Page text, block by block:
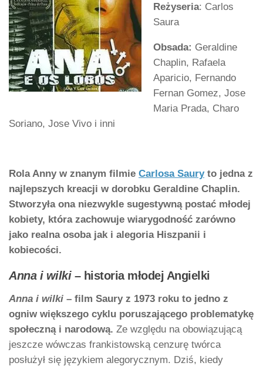
Reżyseria: Carlos
Saura
Obsada: Geraldine
Chaplin, Rafaela
Aparicio, Fernando
Fernan Gomez, Jose
Maria Prada, Charo
Soriano, Jose Vivo i inni
Rola Anny w znanym filmie Carlosa Sauryto jedna z
najlepszych kreacji w dorobku Geraldine Chaplin.
Stworzyła ona niezwykle sugestywną postać młodej
kobiety, która zachowuje wiarygodność zarówno
jako realna osoba jak i alegoria Hiszpanii i
kobiecości.
Anna i wilki– historia młodej Angielki
Anna i wilki – film Saury z 1973 roku to jedno z
ogniw większego cyklu poruszającego problematykę
społeczną i narodową. Ze względu na obowiązującą
jeszcze wówczas frankistowską cenzurę twórca
posłużył się językiem alegorycznym. Dziś, kiedy